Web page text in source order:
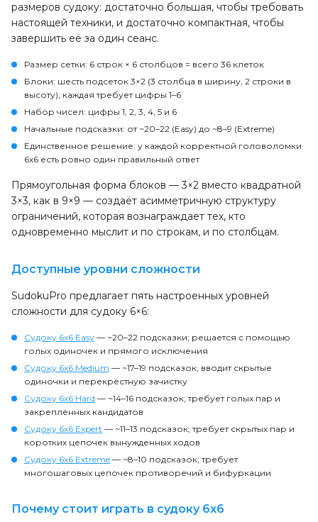
размеров судоку: достаточно большая, чтобы требовать
настоящей техники, и достаточно компактная, чтобы
завершить её за один сеанс.
Размер сетки: 6 строк × 6 столбцов = всего 36 клеток
Блоки: шесть подсеток 3×2 (3 столбца в ширину, 2 строки в
высоту), каждая требует цифры 1–6
Набор чисел: цифры 1, 2, 3, 4, 5 и 6
Начальные подсказки: от ~20–22 (Easy) до ~8–9 (Extreme)
Единственное решение: у каждой корректной головоломки
6x6 есть ровно один правильный ответ
Прямоугольная форма блоков — 3×2 вместо квадратной
3×3, как в 9×9 — создаёт асимметричную структуру
ограничений, которая вознаграждает тех, кто
одновременно мыслит и по строкам, и по столбцам.
Доступные уровни сложности
SudokuPro предлагает пять настроенных уровней
сложности для судоку 6×6:
Судоку 6x6 Easy — ~20–22 подсказки; решается с помощью
голых одиночек и прямого исключения
Судоку 6x6 Medium — ~17–19 подсказок; вводит скрытые
одиночки и перекрёстную зачистку
Судоку 6x6 Hard — ~14–16 подсказок; требует голых пар и
закреплённых кандидатов
Судоку 6x6 Expert — ~11–13 подсказок; требует скрытых пар и
коротких цепочек вынужденных ходов
Судоку 6x6 Extreme — ~8–10 подсказок; требует
многошаговых цепочек противоречий и бифуркации
Почему стоит играть в судоку 6x6